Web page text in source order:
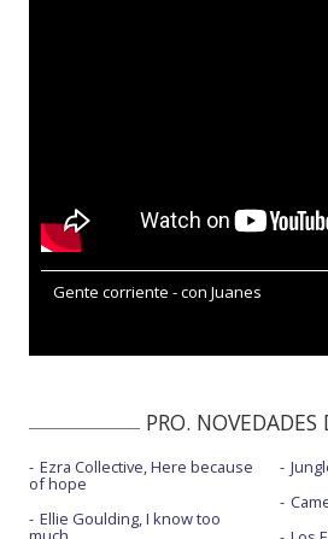
Gente corriente - con Juanes
PRO. NOVEDADES
Ezra Collective, Here because
of hope
Ellie Goulding, I know too